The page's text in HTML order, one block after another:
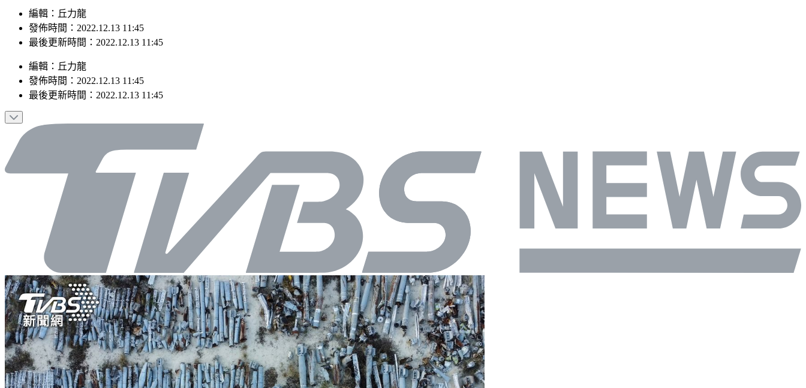
編輯：丘力龍
發佈時間：2022.12.13 11:45
最後更新時間：2022.12.13 11:45
編輯 ： 丘力龍
發佈時間： 2022.12.13 11:45
最後更新時間： 2022.12.13 11:45